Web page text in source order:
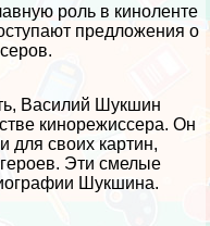
роль в киноленте
предложения о
Василий Шукшин
кинорежиссера. Он
для своих картин,
Эти смелые
Шукшина.